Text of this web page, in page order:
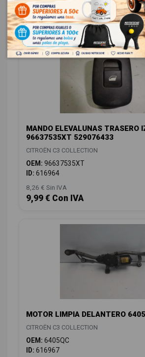
8,26 € Sin IVA
9,99 € Con IVA
MANDO ELEVALUNAS TRASERO
96637535XT 529076433
CITROËN C3 COLLECTION
OEM: 96637535XT
ID: 616964
8,26 € Sin IVA
9,99 € Con IVA
MOTOR LIMPIA DELANTERO
CITROËN C3 COLLECTION
OEM: 6405QC
ID: 616967